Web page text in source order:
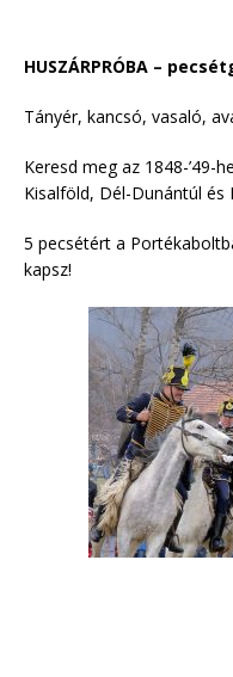
HUSZÁRPRÓBA –
Tányér, kancsó, vasaló,
Keresd meg az 1848-’49-
Kisalföld, Dél-Dunántúl
5 pecsétért a
kapsz!